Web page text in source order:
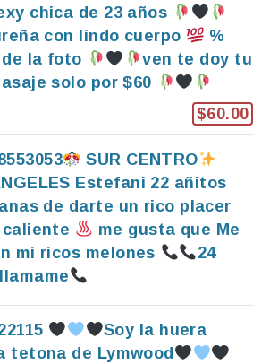
chica de 23 años
con lindo cuerpo
%
la foto
ven te doy tu
solo por $60
$60.00
SUR CENTRO
Estefani 22 añitos
de darte un rico placer
me gusta que Me
mi ricos melones
24
Soy la huera
tetona de Lymwood